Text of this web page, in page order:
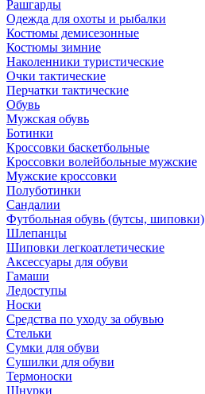
Рашгарды
Одежда для охоты и рыбалки
Костюмы демисезонные
Костюмы зимние
Наколенники туристические
Очки тактические
Перчатки тактические
Обувь
Мужская обувь
Ботинки
Кроссовки баскетбольные
Кроссовки волейбольные мужские
Мужские кроссовки
Полуботинки
Сандалии
Футбольная обувь (бутсы, шиповки)
Шлепанцы
Шиповки легкоатлетические
Аксессуары для обуви
Гамаши
Ледоступы
Носки
Средства по уходу за обувью
Стельки
Сумки для обуви
Сушилки для обуви
Термоноски
Шнурки